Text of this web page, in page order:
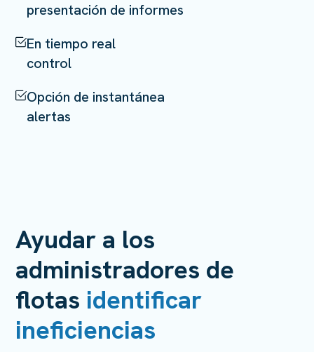
presentación de informes
En tiempo real
control
Opción de instantánea
alertas
Ayudar a los
administradores de
flotas identificar
ineficiencias